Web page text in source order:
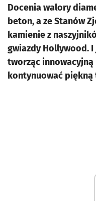
Docenia walory
beton, a ze Stanów
kamienie z
gwiazdy Hollywood.
tworząc
kontynuować piękną